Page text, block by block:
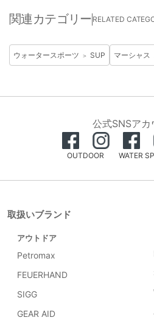
関連カテゴリー RELATED
ウォータースポーツ ＞ SUP マーシャス
公式SNSアカ
OUTDOOR WATER
取扱いブランド
アウトドア
Petromax
FEUERHAND
SIGG
GEAR AID